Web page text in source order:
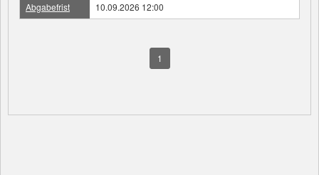
Abgabefrist
10.09.2026 12:00
1